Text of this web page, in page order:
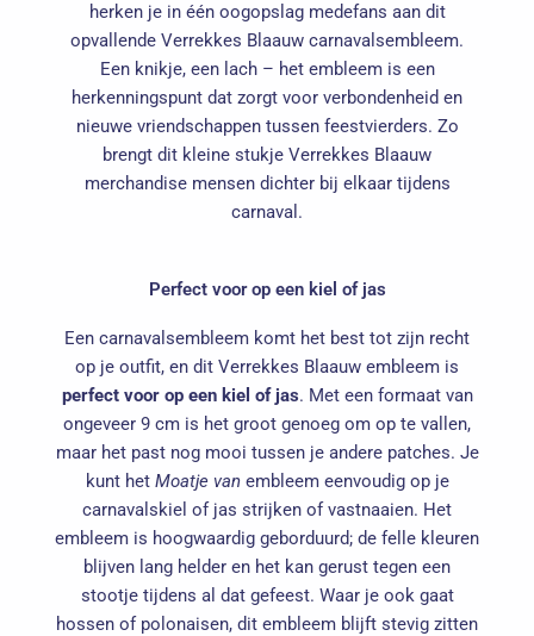
herken je in één oogopslag medefans aan dit
opvallende Verrekkes Blaauw carnavalsembleem.
Een knikje, een lach – het embleem is een
herkenningspunt dat zorgt voor verbondenheid en
nieuwe vriendschappen tussen feestvierders. Zo
brengt dit kleine stukje Verrekkes Blaauw
merchandise mensen dichter bij elkaar tijdens
carnaval.
Perfect voor op een kiel of jas
Een carnavalsembleem komt het best tot zijn recht
op je outfit, en dit Verrekkes Blaauw embleem is
perfect voor op een kiel of jas. Met een formaat van
ongeveer 9 cm is het groot genoeg om op te vallen,
maar het past nog mooi tussen je andere patches. Je
kunt het Moatje vanembleem eenvoudig op je
carnavalskiel of jas strijken of vastnaaien. Het
embleem is hoogwaardig geborduurd; de felle kleuren
blijven lang helder en het kan gerust tegen een
stootje tijdens al dat gefeest. Waar je ook gaat
hossen of polonaisen, dit embleem blijft stevig zitten